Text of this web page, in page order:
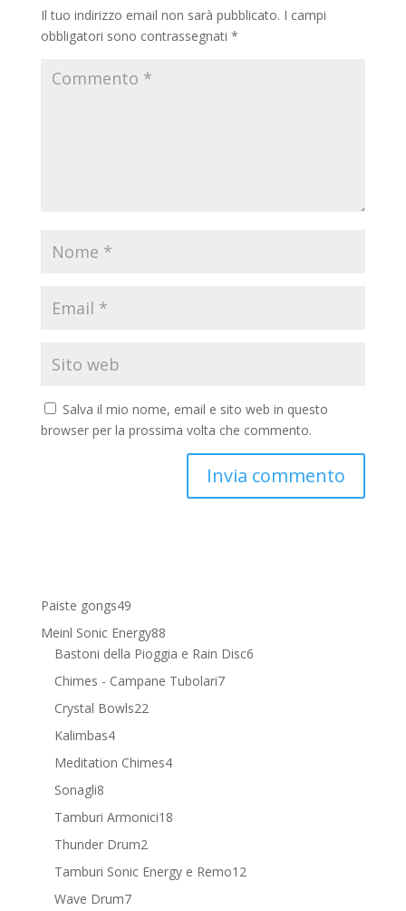
Il tuo indirizzo email non sarà pubblicato. I campi
obbligatori sono contrassegnati *
Salva il mio nome, email e sito web in questo
browser per la prossima volta che commento.
Paiste gongs4949
prodotti
Meinl Sonic Energy8888
prodotti
Bastoni della Pioggia e Rain Disc66
Chimes - Campane Tubolari77
Crystal Bowls2222
Kalimbas44
prodotti
Meditation Chimes44
Sonagli88
prodotti
Tamburi Armonici1818
Thunder Drum22
prodotti
Tamburi Sonic Energy e Remo1212
Wave Drum77